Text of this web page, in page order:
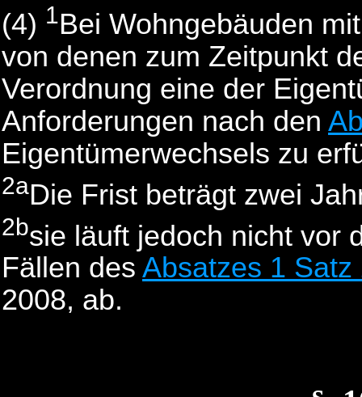
(4) 1Bei Wohngebäuden
von denen zum Zeitpunkt
Verordnung eine der
Anforderungen nach den
Eigentümerwechsels zu
2aDie Frist beträgt zwei
2bsie läuft jedoch nicht vor
Fällen des Absatzes 1 Satz
2008, ab.